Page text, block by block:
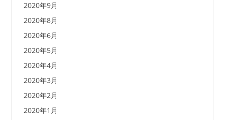
2020年9月
2020年8月
2020年6月
2020年5月
2020年4月
2020年3月
2020年2月
2020年1月